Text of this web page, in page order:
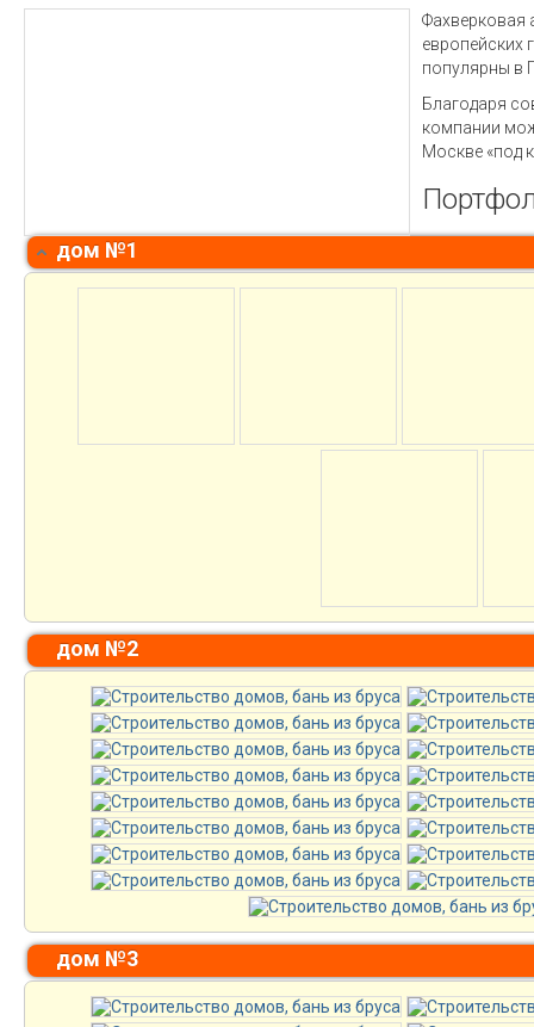
Фахверковая
европейских
популярны в
Благодаря
компании
Москве «под
дом №1
дом №2
дом №3